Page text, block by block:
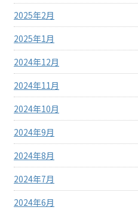
2025年2月
2025年1月
2024年12月
2024年11月
2024年10月
2024年9月
2024年8月
2024年7月
2024年6月